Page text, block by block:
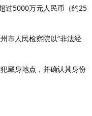
过5000万元人民币（约25
市人民检察院以“非法经
藏身地点，并确认其身份